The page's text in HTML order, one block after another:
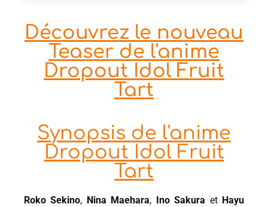
Découvrez le nouveau
Teaser de l'anime
Dropout Idol Fruit
Tart
Synopsis de l'anime
Dropout Idol Fruit
Tart
Roko Sekino, Nina Maehara, Ino Sakura et Hayu